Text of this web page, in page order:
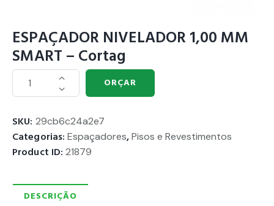
ESPAÇADOR NIVELADOR 1,00 MM
SMART – Cortag
ORÇAR
SKU: 29cb6c24a2e7
Categorias:Espaçadores,Pisos e Revestimentos
Product ID:21879
DESCRIÇÃO